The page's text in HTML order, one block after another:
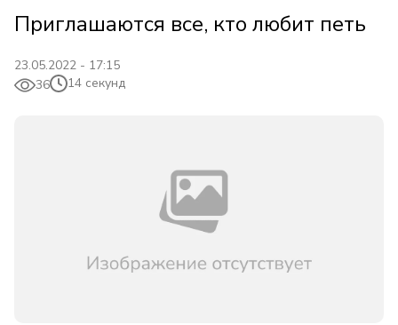
Приглашаются все, кто любит петь
23.05.2022 - 17:15
36
14 секунд